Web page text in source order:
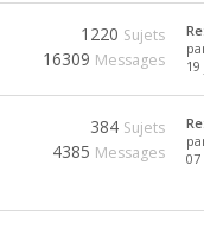
1220 Sujets
16309 Messages
384 Sujets
4385 Messages
07